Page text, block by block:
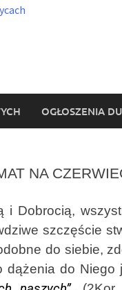
OGŁOSZENIA
NA
szczęście
do siebie,
do